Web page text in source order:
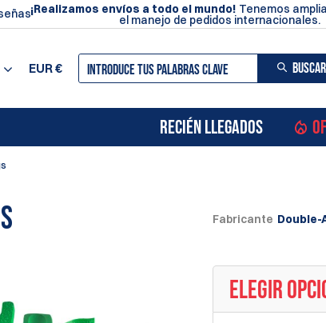
¡Realizamos envíos a todo el mundo! Tenemos
el manejo de pedidos internacionales.
EUR€ BUSCAR
RECIÉN LLEGADOS
Fabricante Double-
ELEGIR